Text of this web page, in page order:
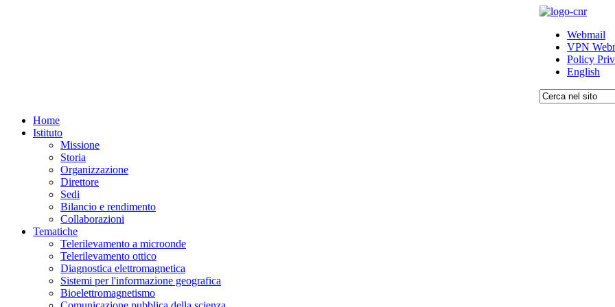
Webmail
VPN
Policy
English
Home
Istituto
Missione
Storia
Organizzazione
Direttore
Sedi
Bilancio e rendimento
Collaborazioni
Tematiche
Telerilevamento a microonde
Telerilevamento ottico
Diagnostica elettromagnetica
Sistemi per l'informazione geografica
Bioelettromagnetismo